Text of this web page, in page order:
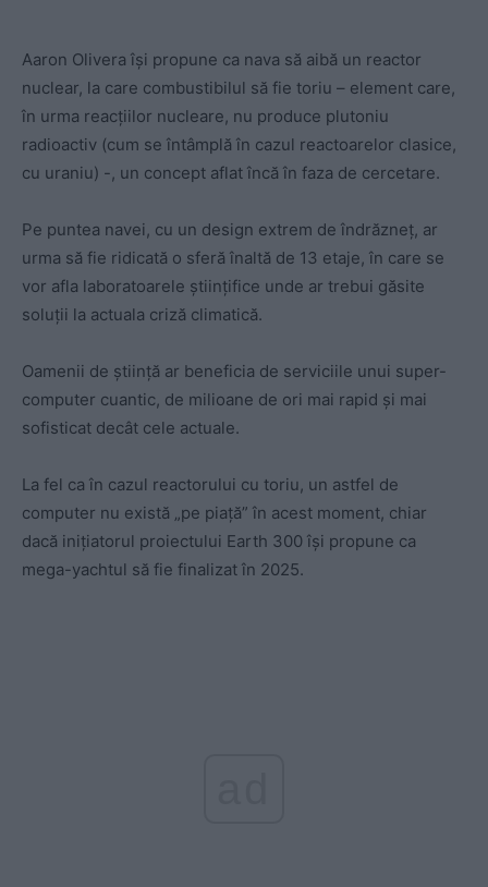
Aaron Olivera îşi propune ca nava să aibă un reactor
nuclear, la care combustibilul să fie toriu – element care,
în urma reacţiilor nucleare, nu produce plutoniu
radioactiv (cum se întâmplă în cazul reactoarelor clasice,
cu uraniu) -, un concept aflat încă în faza de cercetare.
Pe puntea navei, cu un design extrem de îndrăzneţ, ar
urma să fie ridicată o sferă înaltă de 13 etaje, în care se
vor afla laboratoarele ştiinţifice unde ar trebui găsite
soluţii la actuala criză climatică.
Oamenii de ştiinţă ar beneficia de serviciile unui super-
computer cuantic, de milioane de ori mai rapid şi mai
sofisticat decât cele actuale.
La fel ca în cazul reactorului cu toriu, un astfel de
computer nu există „pe piaţă” în acest moment, chiar
dacă iniţiatorul proiectului Earth 300 îşi propune ca
mega-yachtul să fie finalizat în 2025.